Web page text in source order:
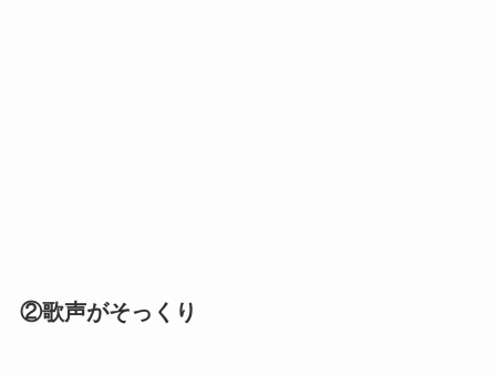
②歌声がそっくり